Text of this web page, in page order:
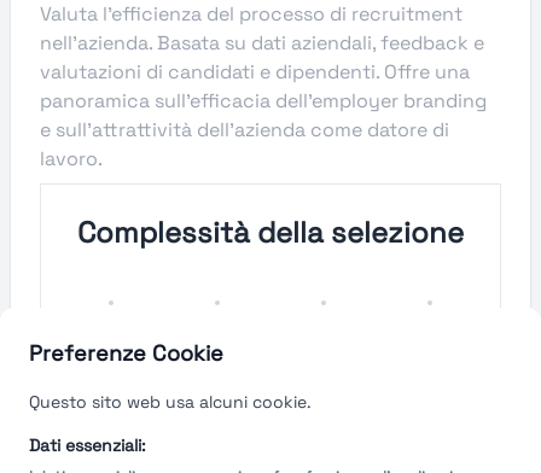
Preferenze Cookie
Questo sito web usa alcuni cookie.
Dati essenziali:
Valuta l'efficienza del processo di recruitment
nell'azienda. Basata su dati aziendali, feedback e
valutazioni di candidati e dipendenti. Offre una
panoramica sull'efficacia dell'employer branding
e sull'attrattività dell'azienda come datore di
lavoro.
Complessità della selezione
Velocità del processo di